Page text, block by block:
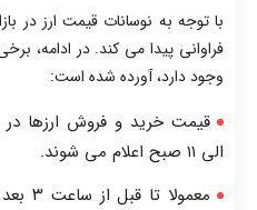
با توجه به نوسانات قیمت ارز در
فراوانی پیدا می کند. در ادامه،
وجود دارد، آورده شده است:
الی ۱۱ صبح اعلام می شوند.